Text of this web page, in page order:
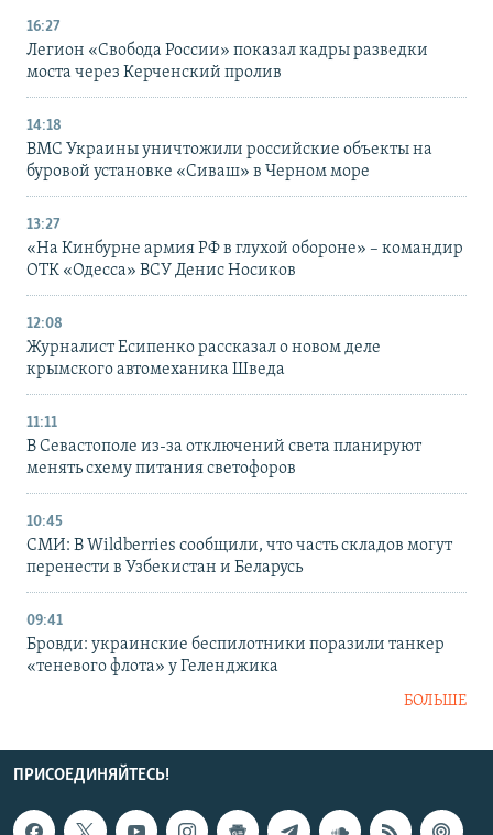
16:27
Легион «Свобода России» показал кадры разведки
моста через Керченский пролив
14:18
ВМС Украины уничтожили российские объекты на
буровой установке «Сиваш» в Черном море
13:27
«На Кинбурне армия РФ в глухой обороне» – командир
ОТК «Одесса» ВСУ Денис Носиков
12:08
Журналист Есипенко рассказал о новом деле
крымского автомеханика Шведа
11:11
В Севастополе из-за отключений света планируют
менять схему питания светофоров
10:45
СМИ: В Wildberries сообщили, что часть складов могут
перенести в Узбекистан и Беларусь
09:41
Бровди: украинские беспилотники поразили танкер
«теневого флота» у Геленджика
БОЛЬШЕ
ПРИСОЕДИНЯЙТЕСЬ!